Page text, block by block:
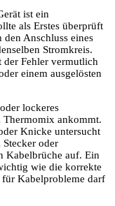
ist ein
als Erstes überprüft
den Anschluss eines
Stromkreis.
Fehler vermutlich
einem ausgelösten
lockeres
Thermomix ankommt.
Knicke untersucht
Stecker oder
Kabelbrüche auf. Ein
wie die korrekte
Kabelprobleme darf